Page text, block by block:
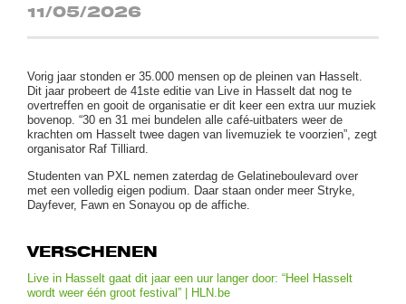
11/05/2026
Vorig jaar stonden er 35.000 mensen op de pleinen van Hasselt.
Dit jaar probeert de 41ste editie van Live in Hasselt dat nog te
overtreffen en gooit de organisatie er dit keer een extra uur muziek
bovenop. “30 en 31 mei bundelen alle café-uitbaters weer de
krachten om Hasselt twee dagen van livemuziek te voorzien”, zegt
organisator Raf Tilliard.
Studenten van PXL nemen zaterdag de Gelatineboulevard over
met een volledig eigen podium. Daar staan onder meer Stryke,
Dayfever, Fawn en Sonayou op de affiche.
VERSCHENEN
Live in Hasselt gaat dit jaar een uur langer door: “Heel Hasselt
wordt weer één groot festival” | HLN.be